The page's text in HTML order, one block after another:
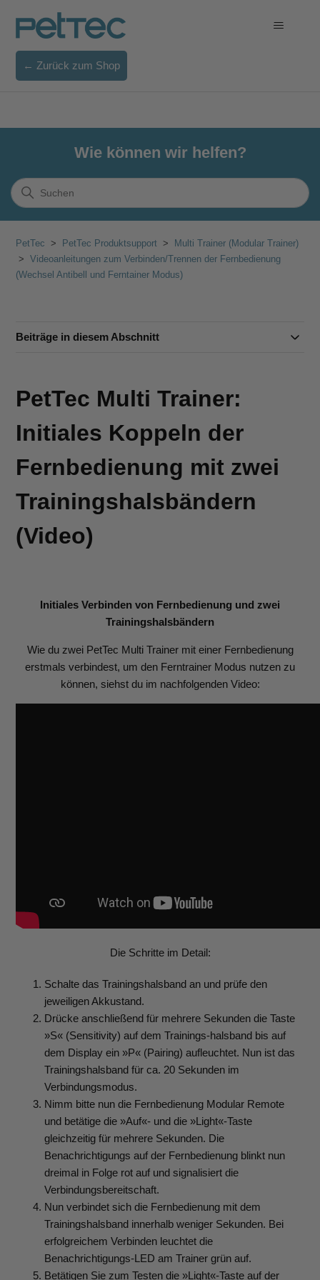
← Zurück zum Shop
Wie können wir helfen?
PetTec PetTec Produktsupport
Multi Trainer (Modular Trainer)
Videoanleitungen zum Verbinden/Trennen der Fernbedienung
(Wechsel Antibell und Ferntainer Modus)
Beiträge in diesem Abschnitt
PetTec Multi Trainer:
Initiales Koppeln der
Fernbedienung mit zwei
Trainingshalsbändern
(Video)
Initiales Verbinden von Fernbedienung und zwei
Trainingshalsbändern
Wie du zwei PetTec Multi Trainer mit einer Fernbedienung
erstmals verbindest, um den Ferntrainer Modus nutzen zu
können, siehst du im nachfolgenden Video:
Die Schritte im Detail:
Schalte das Trainingshalsband an und prüfe den
jeweiligen Akkustand.
Drücke anschließend für mehrere Sekunden die Taste
»S« (Sensitivity) auf dem Trainings-halsband bis auf
dem Display ein »P« (Pairing) aufleuchtet. Nun ist das
Trainingshalsband für ca. 20 Sekunden im
Verbindungsmodus.
Nimm bitte nun die Fernbedienung Modular Remote
und betätige die »Auf«- und die »Light«-Taste
gleichzeitig für mehrere Sekunden. Die
Benachrichtigungs auf der Fernbedienung blinkt nun
dreimal in Folge rot auf und signalisiert die
Verbindungsbereitschaft.
Nun verbindet sich die Fernbedienung mit dem
Trainingshalsband innerhalb weniger Sekunden. Bei
erfolgreichem Verbinden leuchtet die
Benachrichtigungs-LED am Trainer grün auf.
Betätigen Sie zum Testen die »Light«-Taste auf der